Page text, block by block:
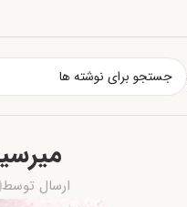
ارسال توسط